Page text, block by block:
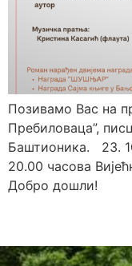
Позивамо Вас на
Пребиловаца”,
Баштионика. 23.
20.00 часова
Добро дошли!